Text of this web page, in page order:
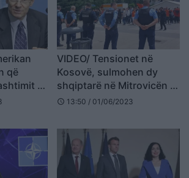
që
të
VIDEO/ Tensionet në
Kosovë, sulmohen dy
shqiptarë në Mitrovicën e
Veriut
schedule 13:50 / 01/06/2023